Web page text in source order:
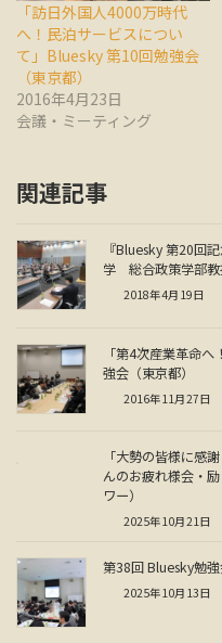
「訪日外国人4000万時代
へ！民泊サービスについ
て」Bluesky 第10回勉強会
（東京都）
2016年4月23日
会議・ミーティング
関連記事
『Bluesky 第20回
学 総合政策学部教
2018年4月19日
「第4次産業革命
強会（東京都）
2016年11月27日
「大勢の皆様に感
んのお疲れ様会・
ワー）
2025年10月21日
第38回 Bluesky勉
2025年10月13日